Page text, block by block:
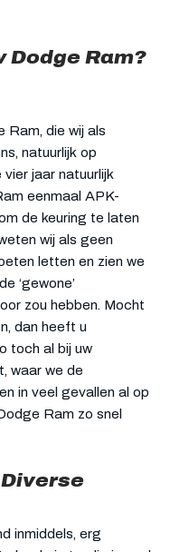
Dodge Ram?
Ram, die wij als
natuurlijk op
jaar natuurlijk
eenmaal APK-
de keuring te laten
wij als geen
letten en zien we
‘gewone’
zou hebben. Mocht
dan heeft u
toch al bij uw
waar we de
in veel gevallen al op
Ram zo snel
inmiddels, erg